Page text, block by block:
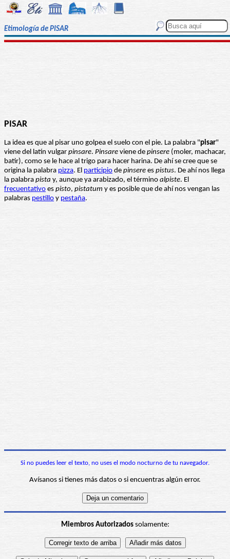
Etimología de PISAR
PISAR
La idea es que al pisar uno golpea el suelo con el pie. La palabra "pisar"
viene del latín vulgar pinsare. Pinsare viene de pinsere (moler, machacar,
batir), como se le hace al trigo para hacer harina. De ahí se cree que se
origina la palabra pizza. El participio de pinsere es pistus. De ahí nos llega
la palabra pista y, aunque ya arabizado, el término alpiste. El
frecuentativo es pisto, pistatum y es posible que de ahí nos vengan las
palabras pestillo y pestaña.
Si no puedes leer el texto, no uses el modo nocturno de tu navegador.
Avísanos si tienes más datos o si encuentras algún error.
Miembros Autorizadossolamente: